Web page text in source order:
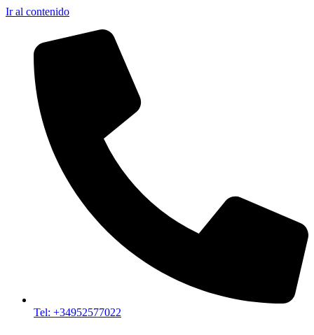
Ir al contenido
Tel: +34952577022